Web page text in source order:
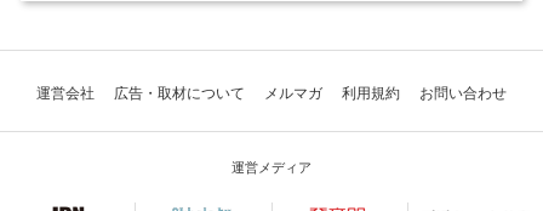
運営会社 広告・取材について メルマガ 利用規約 お問い合わせ
運営メディア